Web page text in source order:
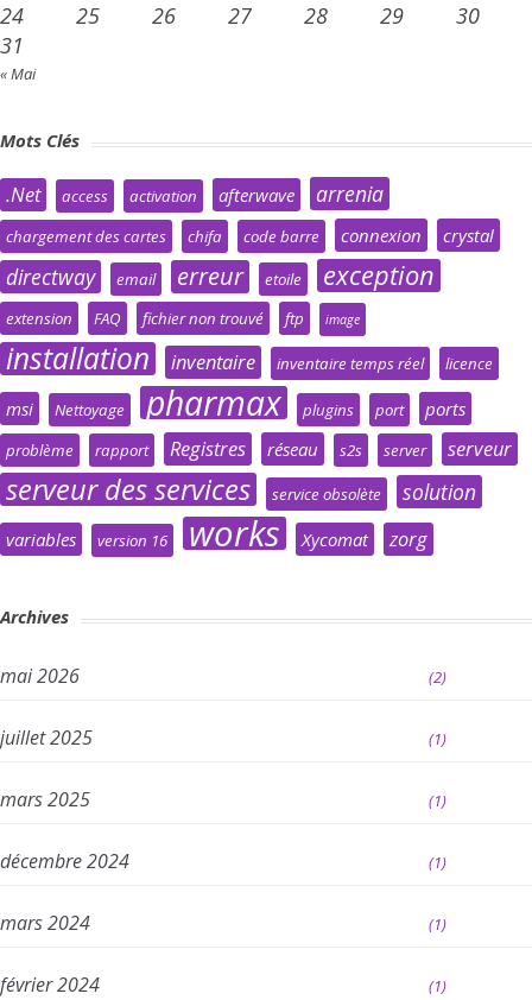
24
25 26 27 28 29
30
31
« Mai
Mots Clés
.Net access activation afterwave arrenia
chargement des cartes chifa code barre connexion crystal
directway email erreur etoile exception
extension FAQ fichier non trouvé ftp image
installation inventaire inventaire temps réel licence
msi Nettoyage pharmax plugins port ports
problème rapport Registres réseau s2s server serveur
serveur des services service obsolète solution
variables version 16 works Xycomat zorg
Archives
mai 2026 (2)
juillet 2025 (1)
mars 2025 (1)
décembre 2024 (1)
mars 2024 (1)
février 2024 (1)